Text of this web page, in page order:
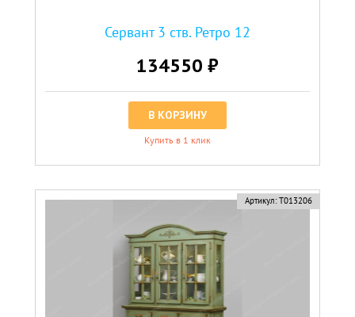
Сервант 3 ств. Ретро 12
134550 ₽
В КОРЗИНУ
Купить в 1 клик
Артикул: Т013206